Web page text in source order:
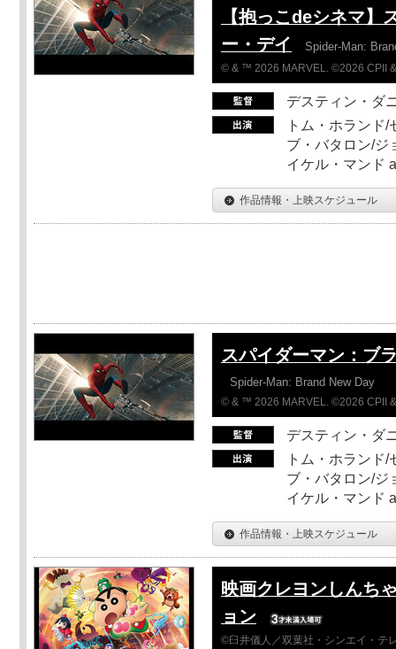
【抱っこdeシネマ】
ー・デイ
Spider-Man:
© & ™ 2026 MARVEL. ©2026 CPII
デスティン・ダ
トム・ホランド
ブ・バタロン/ジ
イケル・マンド
作品情報・上映スケジュール
スパイダーマン：ブ
Spider-Man: Brand New Day
© & ™ 2026 MARVEL. ©2026 CPII
デスティン・ダ
トム・ホランド
ブ・バタロン/ジ
イケル・マンド
作品情報・上映スケジュール
映画クレヨンしんち
ョン
©臼井儀人／双葉社・シンエイ・テ